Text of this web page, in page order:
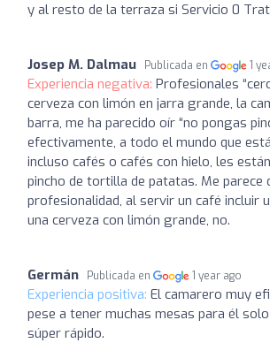
y al resto de la terraza si Servicio 0
Josep M. Dalmau Publicada en 1
Experiencia negativa: Profesionales
cerveza con limón en jarra grande, la
barra, me ha parecido oír “no pongas
efectivamente, a todo el mundo que
incluso cafés o cafés con hielo, les
pincho de tortilla de patatas. Me parece
profesionalidad, al servir un café incluir
una cerveza con limón grande, no.
Germán Publicada en 1 year ago
Experiencia positiva: El camarero muy
pese a tener muchas mesas para él
súper rápido.